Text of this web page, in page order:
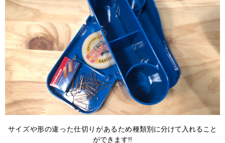
サイズや形の違った仕切りがあるため種類別に分けて入れること
ができます!!